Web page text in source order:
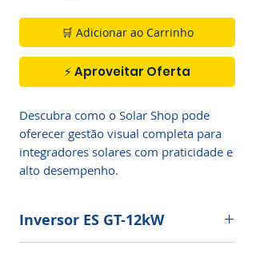
🛒 Adicionar ao Carrinho
⚡ Aproveitar Oferta
Descubra como o Solar Shop pode
oferecer gestão visual completa para
integradores solares com praticidade e
alto desempenho.
Inversor ES GT-12kW